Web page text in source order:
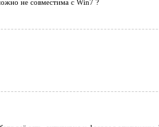
не совместима с Win7 ?